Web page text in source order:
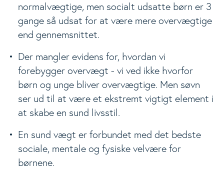
normalvægtige, men socialt udsatte børn er 3
gange så udsat for at være mere overvægtige
end gennemsnittet.
Der mangler evidens for, hvordan vi
forebygger overvægt - vi ved ikke hvorfor
børn og unge bliver overvægtige. Men søvn
ser ud til at være et ekstremt vigtigt element i
at skabe en sund livsstil.
En sund vægt er forbundet med det bedste
sociale, mentale og fysiske velvære for
børnene.